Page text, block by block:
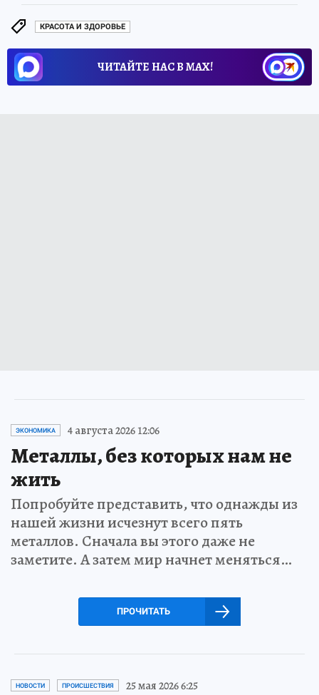
КРАСОТА И ЗДОРОВЬЕ
ЧИТАЙТЕ НАС В МАХ!
ЭКОНОМИКА 4 августа 2026 12:06
Металлы, без которых нам не
жить
Попробуйте представить, что однажды из
нашей жизни исчезнут всего пять
металлов. Сначала вы этого даже не
заметите. А затем мир начнет меняться…
ПРОЧИТАТЬ
НОВОСТИ ПРОИСШЕСТВИЯ 25 мая 2026 6:25